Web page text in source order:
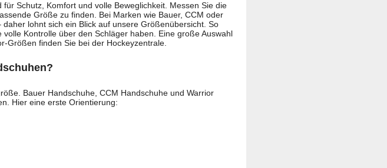
Schutz, Komfort und volle Beweglichkeit. Messen Sie die
Größe zu finden. Bei Marken wie Bauer, CCM oder
lohnt sich ein Blick auf unsere Größenübersicht. So
Kontrolle über den Schläger haben. Eine große Auswahl
Größen finden Sie bei der Hockeyzentrale.
Bauer Handschuhe, CCM Handschuhe und Warrior
Hier eine erste Orientierung: